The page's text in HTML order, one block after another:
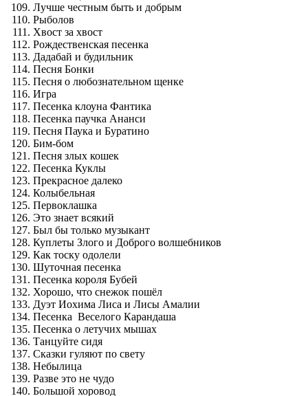
Лучше честным быть и добрым
Рыболов
Хвост за хвост
Рождественская песенка
Дадабай и будильник
Песня Бонки
Песня о любознательном щенке
Игра
Песенка клоуна Фантика
Песенка паучка Ананси
Песня Паука и Буратино
Бим-бом
Песня злых кошек
Песенка Куклы
Прекрасное далеко
Колыбельная
Первоклашка
Это знает всякий
Был бы только музыкант
Куплеты Злого и Доброго волшебников
Как тоску одолели
Шуточная песенка
Песенка короля Бубей
Хорошо, что снежок пошёл
Дуэт Иохима Лиса и Лисы Амалии
Песенка Веселого Карандаша
Песенка о летучих мышах
Танцуйте сидя
Сказки гуляют по свету
Небылица
Разве это не чудо
Большой хоровод